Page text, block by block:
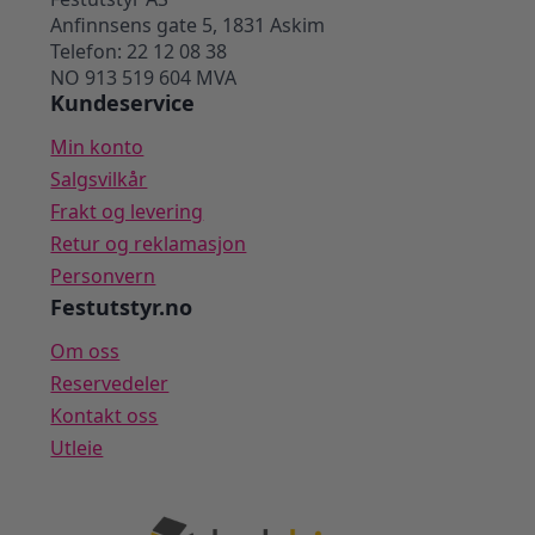
Anfinnsens gate 5, 1831 Askim
Telefon: 22 12 08 38
NO 913 519 604 MVA
Kundeservice
Min konto
Salgsvilkår
Frakt og levering
Retur og reklamasjon
Personvern
Festutstyr.no
Om oss
Reservedeler
Kontakt oss
Utleie